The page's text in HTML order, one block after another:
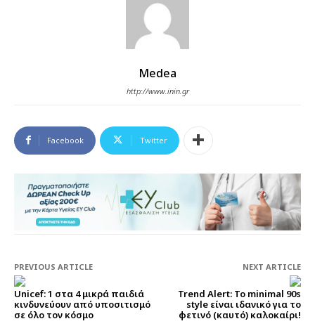
Medea
http://www.inin.gr
Facebook Twitter
PREVIOUS ARTICLE
Unicef: 1 στα 4 μικρά παιδιά
κινδυνεύουν από υποσιτισμό
σε όλο τον κόσμο
NEXT ARTICLE
Trend Alert: Το minimal 90s
style είναι ιδανικό για το
φετινό (καυτό) καλοκαίρι!